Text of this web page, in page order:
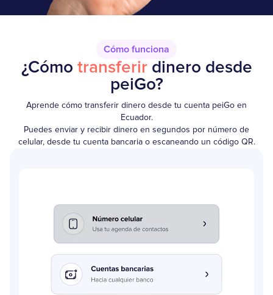
Cómo funciona
¿Cómo transferirdinero desde
peiGo?
Aprende cómo transferir dinero desde tu cuenta peiGo en
Ecuador.
Puedes enviar y recibir dinero en segundos por número de
celular, desde tu cuenta bancaria o escaneando un código QR.